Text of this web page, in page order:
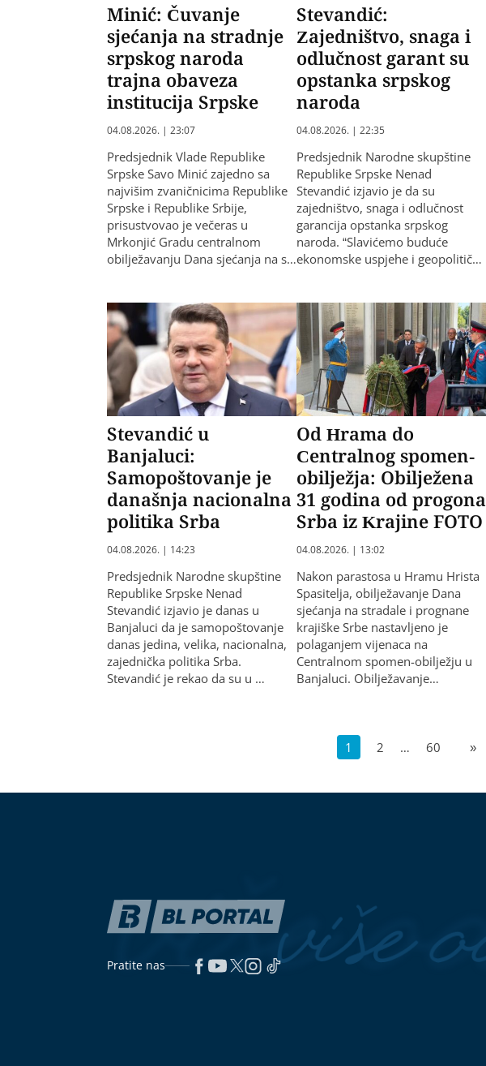
Minić: Čuvanje
sjećanja na stradnje
srpskog naroda
trajna obaveza
institucija Srpske
04.08.2026. | 23:07
Predsjednik Vlade Republike
Srpske Savo Minić zajedno sa
najvišim zvaničnicima Republike
Srpske i Republike Srbije,
prisustvovao je večeras u
Mrkonjić Gradu centralnom
obilježavanju Dana sjećanja na s…
Stevandić:
Zajedništvo, snaga i
odlučnost garant su
opstanka srpskog
naroda
04.08.2026. | 22:35
Predsjednik Narodne skupštine
Republike Srpske Nenad
Stevandić izjavio je da su
zajedništvo, snaga i odlučnost
garancija opstanka srpskog
naroda. “Slavićemo buduće
ekonomske uspjehe i geopolitič…
Stevandić u
Banjaluci:
Samopoštovanje je
današnja nacionalna
politika Srba
04.08.2026. | 14:23
Predsjednik Narodne skupštine
Republike Srpske Nenad
Stevandić izjavio je danas u
Banjaluci da je samopoštovanje
danas jedina, velika, nacionalna,
zajednička politika Srba.
Stevandić je rekao da su u …
Od Hrama do
Centralnog spomen-
obilježja: Obilježena
31 godina od progona
Srba iz Krajine FOTO
04.08.2026. | 13:02
Nakon parastosa u Hramu Hrista
Spasitelja, obilježavanje Dana
sjećanja na stradale i prognane
krajiške Srbe nastavljeno je
polaganjem vijenaca na
Centralnom spomen-obilježju u
Banjaluci. Obilježavanje…
1 2 … 60 »
Pratite nas